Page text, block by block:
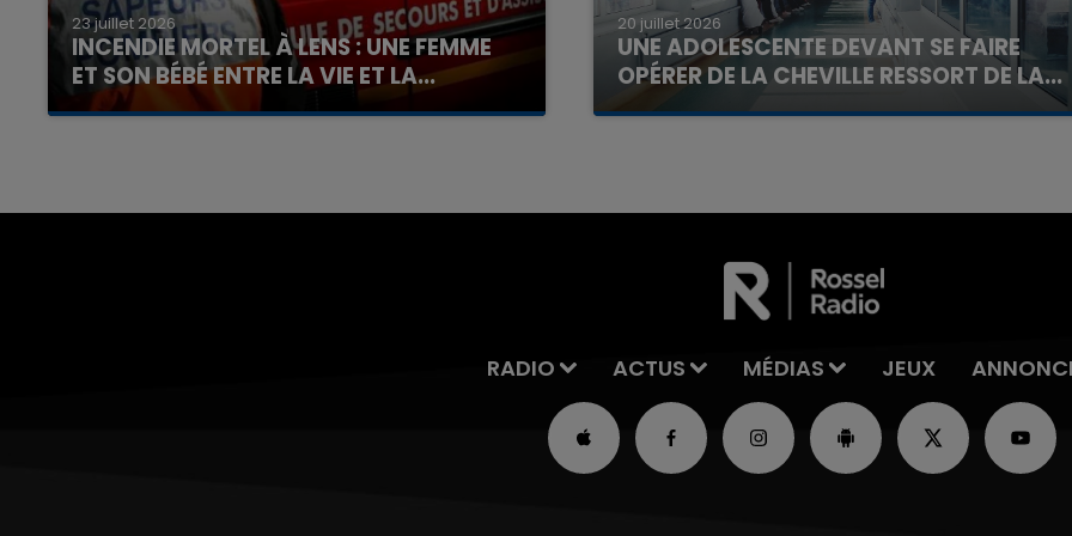
23 juillet 2026
INCENDIE MORTEL À LENS : UNE FEMME
ET SON BÉBÉ ENTRE LA VIE ET LA...
Un homme s'est immolé par le feu après avoir
20 juillet 2026
UNE ADOLESCENTE DEVANT SE FAIRE
OPÉRER DE LA CHEVILLE RESSORT DE LA...
La famille a porté plainte contre la clinique qui a
RADIO ACTUS MÉDIAS JEUX